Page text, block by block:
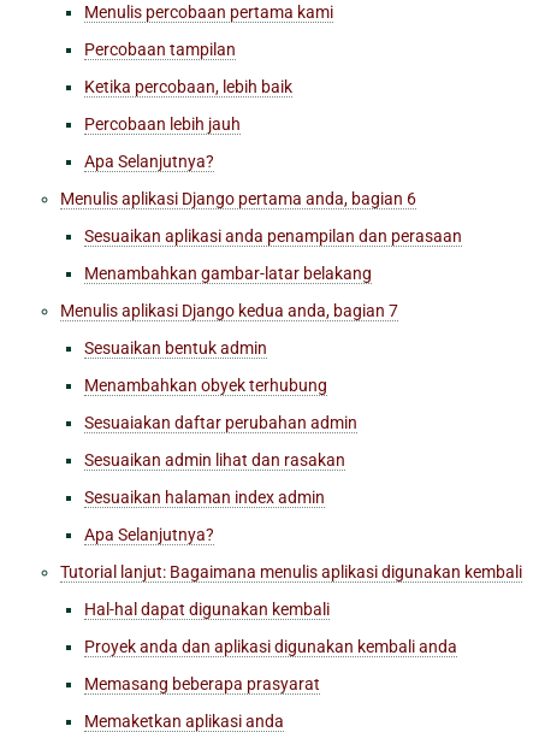
Menulis percobaan pertama kami
Percobaan tampilan
Ketika percobaan, lebih baik
Percobaan lebih jauh
Apa Selanjutnya?
Menulis aplikasi Django pertama anda, bagian 6
Sesuaikan aplikasianda penampilan dan perasaan
Menambahkan gambar-latar belakang
Menulis aplikasi Django kedua anda, bagian 7
Sesuaikan bentuk admin
Menambahkan obyek terhubung
Sesuaiakan daftar perubahan admin
Sesuaikan admin lihat dan rasakan
Sesuaikan halaman index admin
Apa Selanjutnya?
Tutorial lanjut: Bagaimana menulis aplikasi digunakan kembali
Hal-hal dapat digunakan kembali
Proyek anda dan aplikasi digunakan kembali anda
Memasang beberapa prasyarat
Memaketkan aplikasi anda